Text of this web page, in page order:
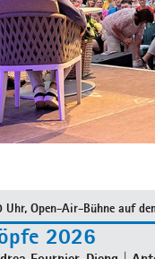
Open-Air-Bühne auf
2026